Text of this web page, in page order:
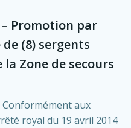
Promotion par
(8) sergents
Zone de secours
Conformément aux
royal du 19 avril 2014